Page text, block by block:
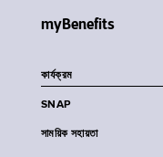
myBenefits
কার্যক্রম
SNAP
সাময়িক সহায়তা